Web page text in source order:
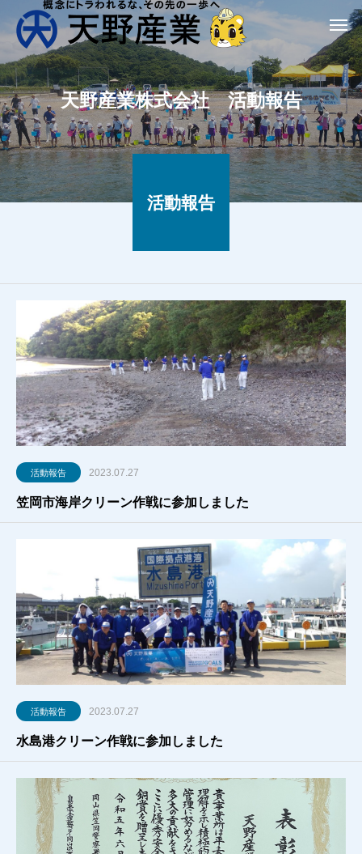
天野産業株式会社 活動報告
活動報告
活動報告 2023.07.27
笠岡市海岸クリーン作戦に参加しました
活動報告 2023.07.27
水島港クリーン作戦に参加しました